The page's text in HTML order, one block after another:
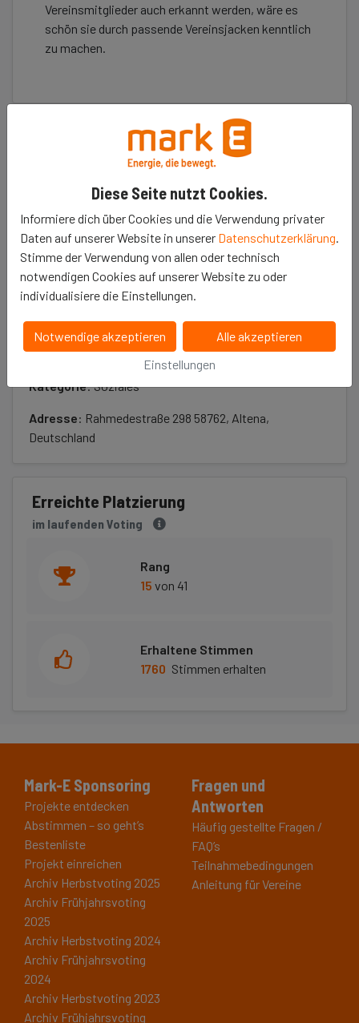
Diese Seite nutzt Cookies.
Informiere dich über Cookies und die Verwendung privater
Daten auf unserer Website in unserer Datenschutzerklärung.
Stimme der Verwendung von allen oder technisch
notwendigen Cookies auf unserer Website zu oder
individualisiere die Einstellungen.
Notwendige akzeptieren
Alle akzeptieren
Einstellungen
Vereinsmitglieder auch erkannt werden, wäre es
schön sie durch passende Vereinsjacken kenntlich
zu machen.
Erzähle es deinen Freunden
𝕏
Erreichte Platzierung
im laufenden Voting
Rang
15von 41
Erhaltene Stimmen
1760 Stimmen erhalten
Dieses Projekt ist archiviert.
Infos
Kategorie: Soziales
Adresse: Rahmedestraße 298 58762, Altena,
Deutschland
Mark-E Sponsoring
Projekte entdecken
Abstimmen – so geht’s
Bestenliste
Projekt einreichen
Archiv Herbstvoting 2025
Archiv Frühjahrsvoting
2025
Archiv Herbstvoting 2024
Archiv Frühjahrsvoting
2024
Archiv Herbstvoting 2023
Archiv Frühjahrsvoting
Fragen und
Antworten
Häufig gestellte Fragen /
FAQ’s
Teilnahmebedingungen
Anleitung für Vereine